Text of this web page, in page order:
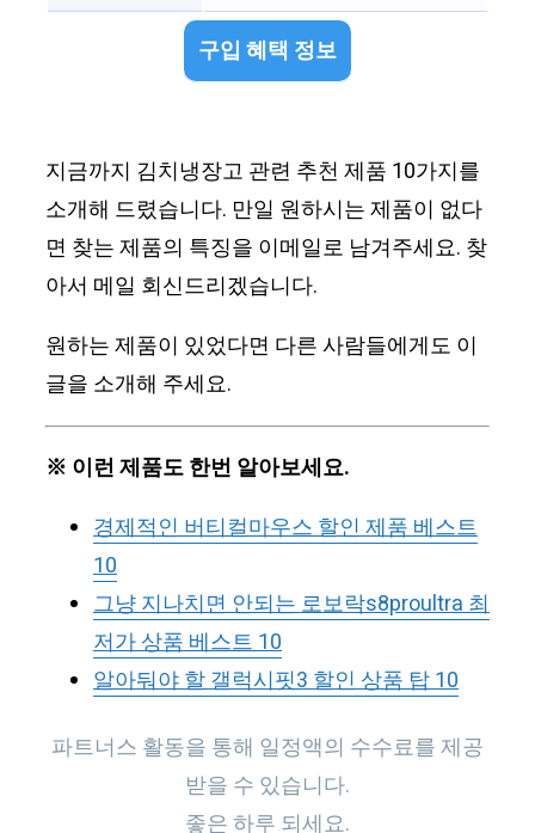
구입 혜택 정보
지금까지 김치냉장고 관련 추천 제품 10가지를
소개해 드렸습니다. 만일 원하시는 제품이 없다
면 찾는 제품의 특징을 이메일로 남겨주세요. 찾
아서 메일 회신드리겠습니다.
원하는 제품이 있었다면 다른 사람들에게도 이
글을 소개해 주세요.
※ 이런 제품도 한번 알아보세요.
경제적인 버티컬마우스 할인 제품 베스트
10
그냥 지나치면 안되는 로보락s8proultra 최
저가 상품 베스트 10
알아둬야 할 갤럭시핏3 할인 상품 탑 10
파트너스 활동을 통해 일정액의 수수료를 제공
받을 수 있습니다.
좋은 하루 되세요.